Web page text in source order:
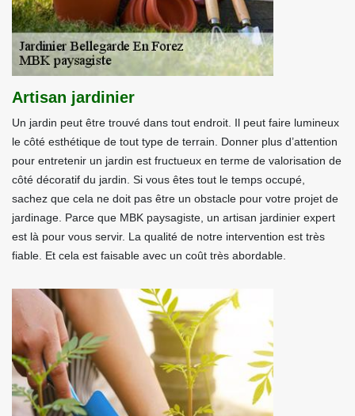
Artisan jardinier
Un jardin peut être trouvé dans tout endroit. Il peut faire lumineux
le côté esthétique de tout type de terrain. Donner plus d’attention
pour entretenir un jardin est fructueux en terme de valorisation de
côté décoratif du jardin. Si vous êtes tout le temps occupé,
sachez que cela ne doit pas être un obstacle pour votre projet de
jardinage. Parce que MBK paysagiste, un artisan jardinier expert
est là pour vous servir. La qualité de notre intervention est très
fiable. Et cela est faisable avec un coût très abordable.